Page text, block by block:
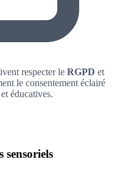
respecter le RGPD et
le consentement éclairé
éducatives.
sensoriels